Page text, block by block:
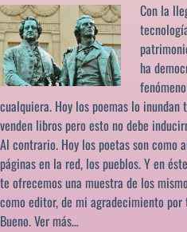
Con la
ha
cualquiera. Hoy los poemas lo inundan
venden libros pero esto no debe
Al contrario. Hoy los poetas son como
páginas en la red, los pueblos. Y en
te ofrecemos una muestra de los
como editor, de mi agradecimiento por
Bueno.Ver más…